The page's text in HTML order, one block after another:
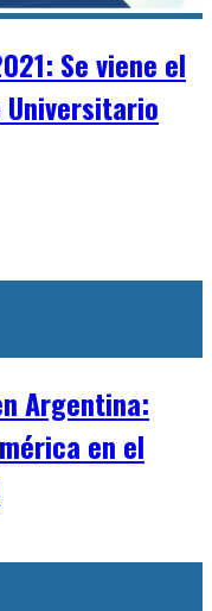
Se viene el
Universitario
Argentina:
en el